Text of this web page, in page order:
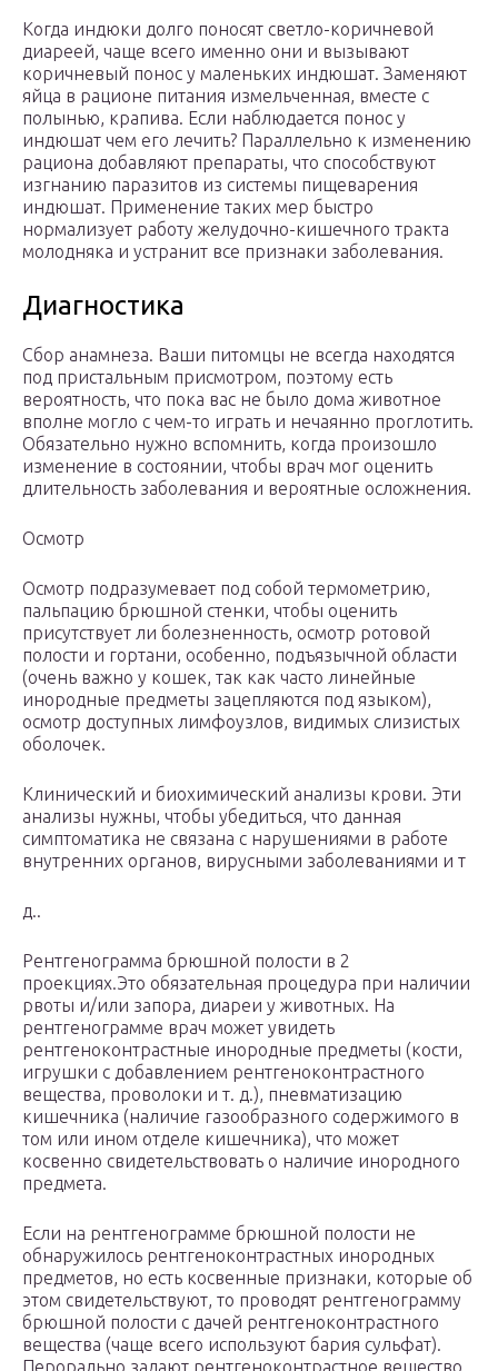
Когда индюки долго поносят светло-коричневой
диареей, чаще всего именно они и вызывают
коричневый понос у маленьких индюшат. Заменяют
яйца в рационе питания измельченная, вместе с
полынью, крапива. Если наблюдается понос у
индюшат чем его лечить? Параллельно к изменению
рациона добавляют препараты, что способствуют
изгнанию паразитов из системы пищеварения
индюшат. Применение таких мер быстро
нормализует работу желудочно-кишечного тракта
молодняка и устранит все признаки заболевания.
Диагностика
Сбор анамнеза. Ваши питомцы не всегда находятся
под пристальным присмотром, поэтому есть
вероятность, что пока вас не было дома животное
вполне могло с чем-то играть и нечаянно проглотить.
Обязательно нужно вспомнить, когда произошло
изменение в состоянии, чтобы врач мог оценить
длительность заболевания и вероятные осложнения.
Осмотр
Осмотр подразумевает под собой термометрию,
пальпацию брюшной стенки, чтобы оценить
присутствует ли болезненность, осмотр ротовой
полости и гортани, особенно, подъязычной области
(очень важно у кошек, так как часто линейные
инородные предметы зацепляются под языком),
осмотр доступных лимфоузлов, видимых слизистых
оболочек.
Клинический и биохимический анализы крови. Эти
анализы нужны, чтобы убедиться, что данная
симптоматика не связана с нарушениями в работе
внутренних органов, вирусными заболеваниями и т
д..
Рентгенограмма брюшной полости в 2
проекциях.Это обязательная процедура при наличии
рвоты и/или запора, диареи у животных. На
рентгенограмме врач может увидеть
рентгеноконтрастные инородные предметы (кости,
игрушки с добавлением рентгеноконтрастного
вещества, проволоки и т. д.), пневматизацию
кишечника (наличие газообразного содержимого в
том или ином отделе кишечника), что может
косвенно свидетельствовать о наличие инородного
предмета.
Если на рентгенограмме брюшной полости не
обнаружилось рентгеноконтрастных инородных
предметов, но есть косвенные признаки, которые об
этом свидетельствуют, то проводят рентгенограмму
брюшной полости с дачей рентгеноконтрастного
вещества (чаще всего используют бария сульфат).
Перорально задают рентгеноконтрастное вещество